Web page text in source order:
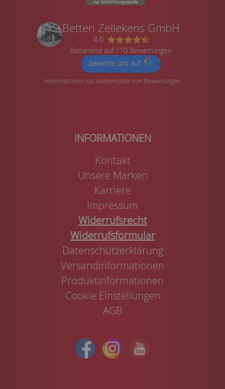
Betten Zellekens GmbH
4.6
Basierend auf 110 Bewertungen
bewerte uns auf
Informationen zur Authentizität von Bewertungen
Kontakt
Unsere Marken
Karriere
Impressum
Widerrufsrecht
Widerrufsformular
Datenschutzerklärung
Versandinformationen
Produktinformationen
Cookie Einstellungen
AGB